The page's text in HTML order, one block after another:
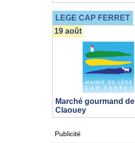
LEGE CAP FERRET
Marché gourmand de
Claouey
19 août
Publicité